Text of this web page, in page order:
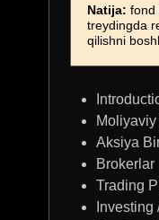
Aksiya
Brokerlar
Trading
Investing
Natija: fond
treydingda
qilishni
Stock Market